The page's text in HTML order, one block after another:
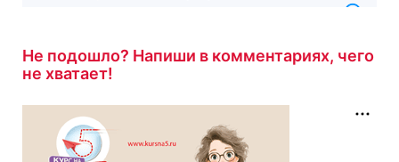
Не подошло? Напиши в комментариях, чего
не хватает!